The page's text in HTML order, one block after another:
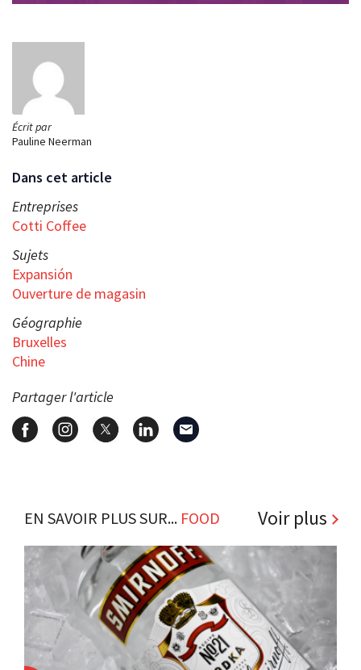
Écrit par
Pauline Neerman
Dans cet article
Entreprises
Cotti Coffee
Sujets
Expansión
Ouverture de magasin
Géographie
Bruxelles
Chine
Partager l'article
EN SAVOIR PLUS SUR... FOOD Voir plus